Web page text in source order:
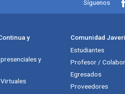
Síguenos
y
y
Comunidad
Estudiantes
Profesor /
Egresados
Proveedores